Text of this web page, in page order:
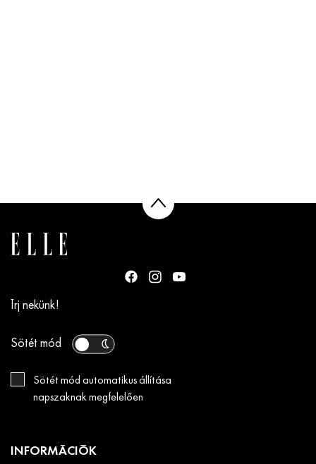
Írj nekünk!
Sötét mód
Sötét mód automatikus állítása
napszaknak megfelelően
INFORMÁCIÓK